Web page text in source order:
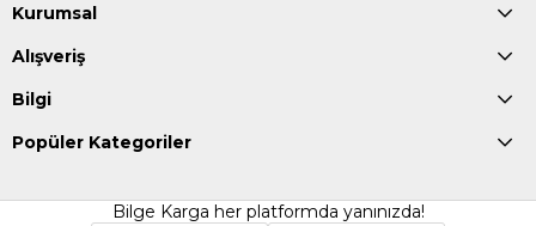
Kurumsal
Alışveriş
Bilgi
Popüler Kategoriler
Bilge Karga her platformda yanınızda!